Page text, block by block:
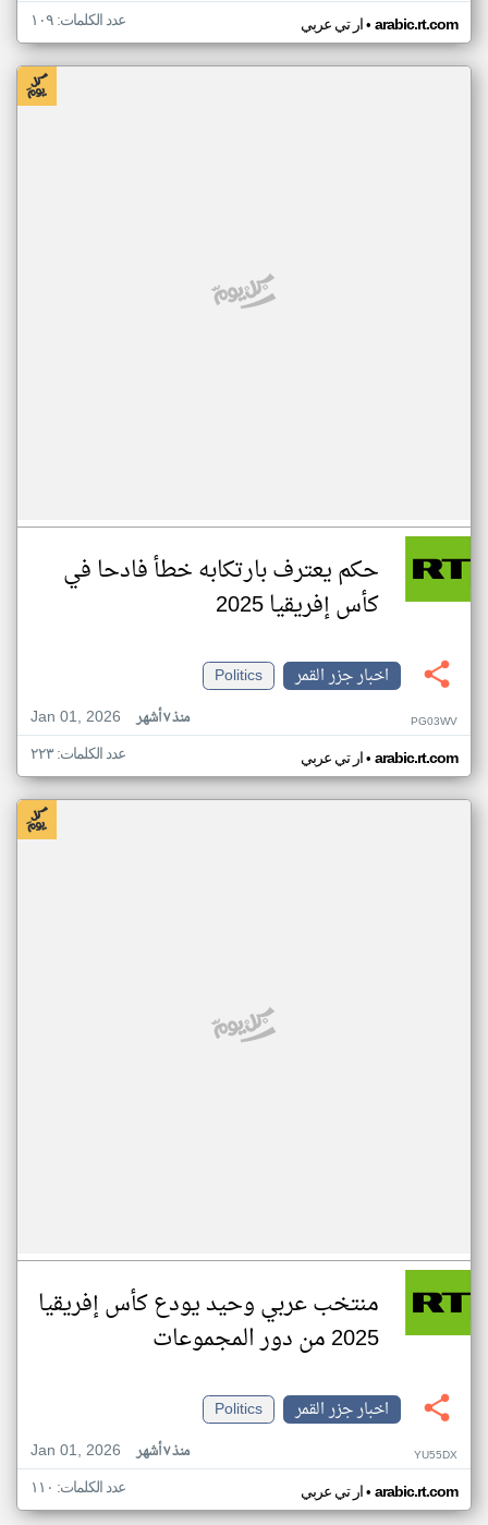
ار تي عربي• arabic.rt.com عدد الكلمات: ١٠٩
حكم يعترف بارتكابه خطأ فادحا في
كأس إفريقيا 2025
اخبار جزر القمر
Politics
Jan 01, 2026
منذ ٧ أشهر PG03WV
ار تي عربي• arabic.rt.com عدد الكلمات: ٢٢٣
منتخب عربي وحيد يودع كأس إفريقيا
2025 من دور المجموعات
اخبار جزر القمر
Politics
Jan 01, 2026
منذ ٧ أشهر YU55DX
ار تي عربي• arabic.rt.com عدد الكلمات: ١١٠